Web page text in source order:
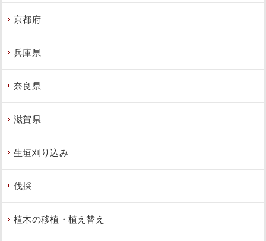
京都府
兵庫県
奈良県
滋賀県
生垣刈り込み
伐採
植木の移植・植え替え